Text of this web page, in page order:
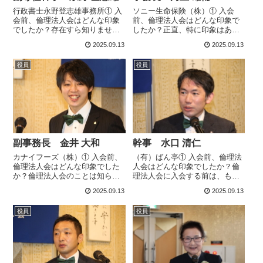
行政書士永野登志雄事務所① 入
会前、倫理法人会はどんな印象
でしたか？存在すら知りません
「異様な集団だな」と思いまし
たが、とても元気が良く明るい
雰囲気でした。最初は抵抗感も
ありましたが、続けていくうち
に違和感がなく...
2025.09.13
ソニー生命保険（株）① 入会
前、倫理法人会はどんな印象で
したか？正直、特に印象はあり
とがある程度で、何をしている
会なのかも知ろうとしたことが
なく、フラットなイメージでし
た。② 何がきっかけで倫理法人
会に入りました...
2025.09.13
役員
副事務長 金井 大和
カナイフーズ（株）① 入会前、
倫理法人会はどんな印象でした
か？倫理法人会のことは知らず
林倫理法人会に入会していまし
たが途中で行けなくなってお
り、改めて坂本さんから誘われ
ました。入会前は「経営の勉強
をする場なのか...
2025.09.13
役員
幹事 水口 清仁
（有）ばん亭① 入会前、倫理法
人会はどんな印象でしたか？倫
理法人会に入会する前は、もち
初に参加した加賀市倫理法人会
の夜のセミナーで、講師の方が
「倫理を学んだら家庭が良くな
り、会社も良くなり、病気も治
り、子どももた...
2025.09.13
役員 役員